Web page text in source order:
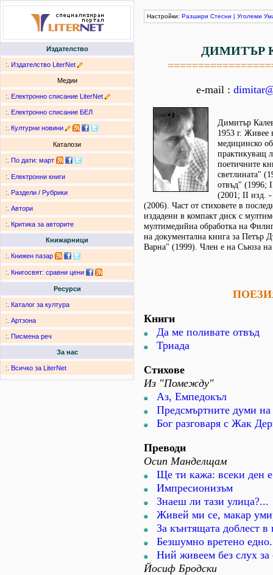
Издателство
:. Издателство LiterNet
Медии
:. Електронно списание LiterNet
:. Електронно списание БЕЛ
:. Културни новини
Каталози
:. По дати: март
:. Електронни книги
:. Раздели / Рубрики
:. Автори
:. Критика за авторите
Книжарници
:. Книжен пазар
:. Книгосвят: сравни цени
Ресурси
:. Каталог за култура
:. Артзона
:. Писмена реч
За нас
:. Всичко за LiterNet
Настройки: Разшири Стесни | Уголеми
ДИМИТЪР
e-mail :
Димитър
1953 г. Живее
медицинско
практикуващ
поетичните
светлината"
отвъд" (1996;
(2001; II изд.
(2006). Част от стиховете в
издадени в компакт диск с
мултимедийна обработка на
на документална книга за Петър
Варна" (1999). Член е на Съюза на
Книги
Да ме поливате отвъд
Триада
Стихове
Из "Помежду"
Аз, Емпедокъл
Предсмъртните думи
Бог разговаря с Жак
Преводи
Осип Манделщам
Ще ти кажа: всеки ден
Импресионизъм
Знаеш ли тази улица?...
Живей ми се, макар
За кънтящата доблест
Безшумно вретено
Ний живеем без слух за
Йосиф Бродски